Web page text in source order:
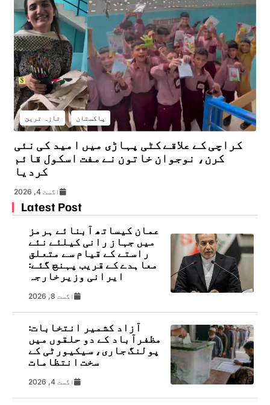
پاکستان تازہ ترین
کراچی کے علاقے کٹی پہاڑی میں امید کی نئی
کرن، نوجوان خاتون نے مفت اسکول قائم
کردیا
اگست 4, 2026
Latest Post
عمان کیساتھ آبنائے ہرمز
میں جہاز رانی کیلئے نئے
راستے کے قیام سے متعلق
معاہدے کے قریب پہنچ گئے:
ایرانی وزیرخارجہ
اگست 8, 2026
آزاد کشمیر انتخابات:
مظفرآباد کے دو حلقوں میں
پولنگ جاری، سیکیورٹی کے
سخت انتظامات
اگست 4, 2026